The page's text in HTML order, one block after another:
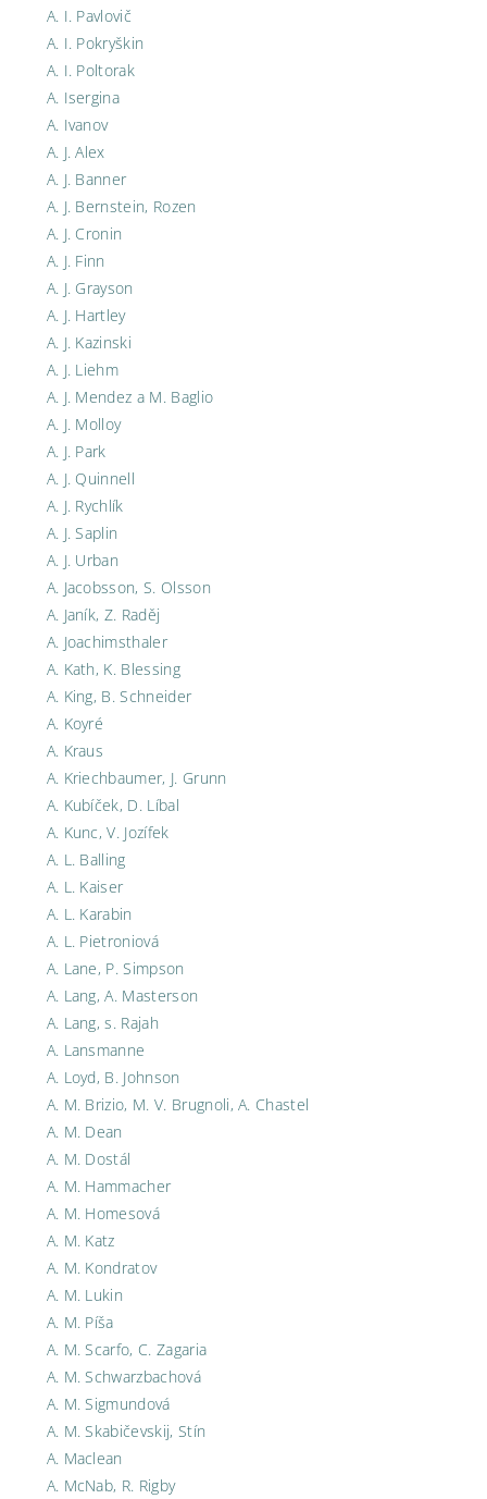
A. I. Pavlovič
A. I. Pokryškin
A. I. Poltorak
A. Isergina
A. Ivanov
A. J. Alex
A. J. Banner
A. J. Bernstein, Rozen
A. J. Cronin
A. J. Finn
A. J. Grayson
A. J. Hartley
A. J. Kazinski
A. J. Liehm
A. J. Mendez a M. Baglio
A. J. Molloy
A. J. Park
A. J. Quinnell
A. J. Rychlík
A. J. Saplin
A. J. Urban
A. Jacobsson, S. Olsson
A. Janík, Z. Raděj
A. Joachimsthaler
A. Kath, K. Blessing
A. King, B. Schneider
A. Koyré
A. Kraus
A. Kriechbaumer, J. Grunn
A. Kubíček, D. Líbal
A. Kunc, V. Jozífek
A. L. Balling
A. L. Kaiser
A. L. Karabin
A. L. Pietroniová
A. Lane, P. Simpson
A. Lang, A. Masterson
A. Lang, s. Rajah
A. Lansmanne
A. Loyd, B. Johnson
A. M. Brizio, M. V. Brugnoli, A. Chastel
A. M. Dean
A. M. Dostál
A. M. Hammacher
A. M. Homesová
A. M. Katz
A. M. Kondratov
A. M. Lukin
A. M. Píša
A. M. Scarfo, C. Zagaria
A. M. Schwarzbachová
A. M. Sigmundová
A. M. Skabičevskij, Stín
A. Maclean
A. McNab, R. Rigby